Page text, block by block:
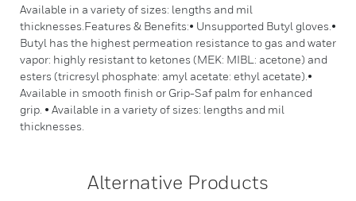
Available in a variety of sizes: lengths and mil
thicknesses.Features & Benefits:• Unsupported Butyl gloves.•
Butyl has the highest permeation resistance to gas and water
vapor: highly resistant to ketones (MEK: MIBL: acetone) and
esters (tricresyl phosphate: amyl acetate: ethyl acetate).•
Available in smooth finish or Grip-Saf palm for enhanced
grip. • Available in a variety of sizes: lengths and mil
thicknesses.
Alternative Products